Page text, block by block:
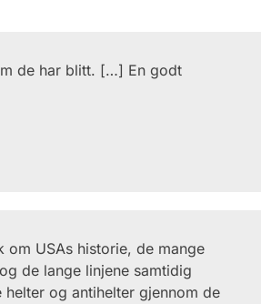
de har blitt. […] En godt
USAs historie, de mange
de lange linjene samtidig
og antihelter gjennom de